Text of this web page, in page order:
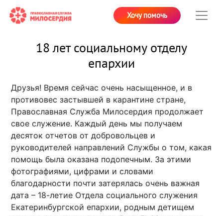
Хочу помочь
18 лет социальному отделу
епархии
Друзья! Время сейчас очень насыщенное, и в
противовес застывшей в карантине стране,
Православная Служба Милосердия продолжает
свое служение. Каждый день мы получаем
десяток отчетов от добровольцев и
руководителей направлений Службы о том, какая
помощь была оказана подопечным. За этими
фотографиями, цифрами и словами
благодарности почти затерялась очень важная
дата – 18-летие Отдела социального служения
Екатеринбургской епархии, родным детищем